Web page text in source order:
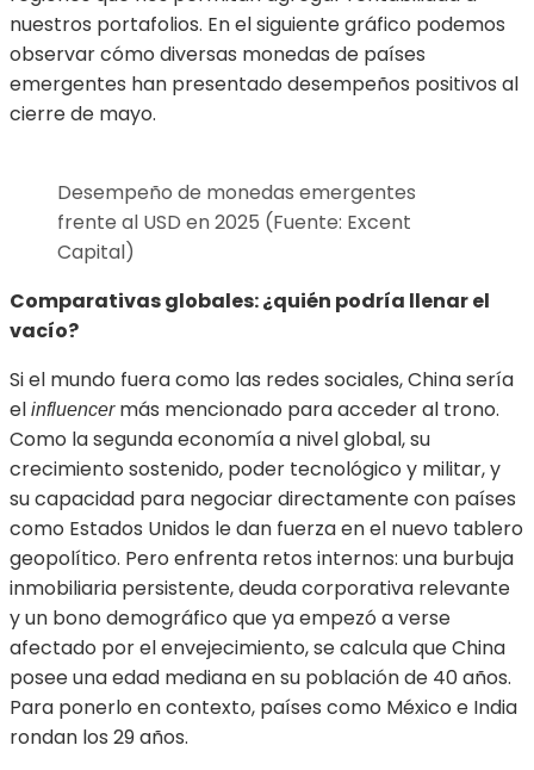
nuestros portafolios. En el siguiente gráfico podemos
observar cómo diversas monedas de países
emergentes han presentado desempeños positivos al
cierre de mayo.
Desempeño de monedas emergentes
frente al USD en 2025 (Fuente: Excent
Capital)
Comparativas globales: ¿quién podría llenar el
vacío?
Si el mundo fuera como las redes sociales, China sería
el influencermás mencionado para acceder al trono.
Como la segunda economía a nivel global, su
crecimiento sostenido, poder tecnológico y militar, y
su capacidad para negociar directamente con países
como Estados Unidos le dan fuerza en el nuevo tablero
geopolítico. Pero enfrenta retos internos: una burbuja
inmobiliaria persistente, deuda corporativa relevante
y un bono demográfico que ya empezó a verse
afectado por el envejecimiento, se calcula que China
posee una edad mediana en su población de 40 años.
Para ponerlo en contexto, países como México e India
rondan los 29 años.